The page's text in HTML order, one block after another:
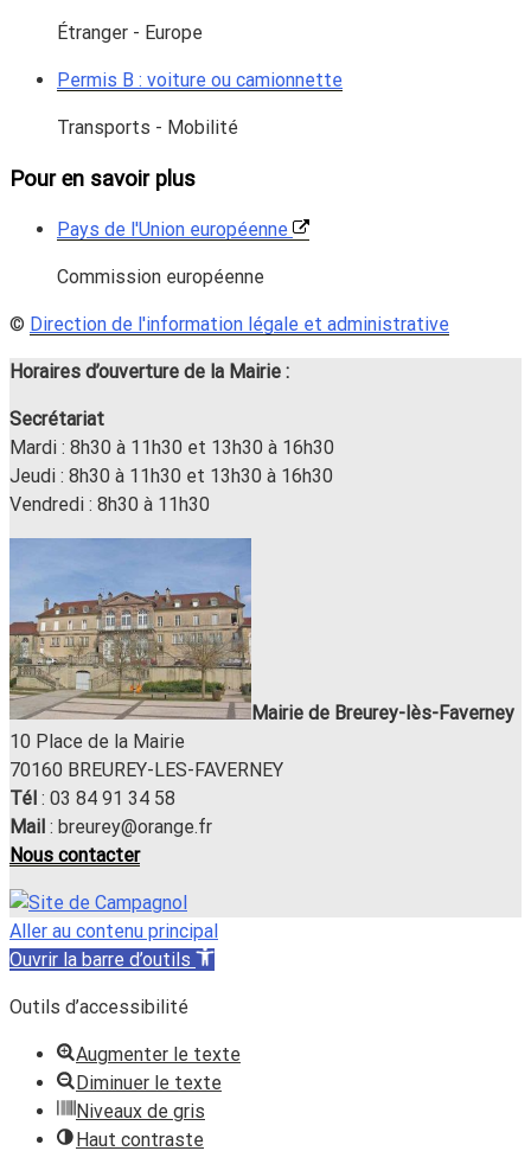
Étranger - Europe
Permis B : voiture ou camionnette
Transports - Mobilité
Pour en savoir plus
Pays de l'Union européenne
Commission européenne
© Direction de l'information légale et administrative
Horaires d’ouverture de la Mairie :
Secrétariat
Mardi : 8h30 à 11h30 et 13h30 à 16h30
Jeudi : 8h30 à 11h30 et 13h30 à 16h30
Vendredi : 8h30 à 11h30
Mairie de Breurey-lès-Faverney
10 Place de la Mairie
70160 BREUREY-LES-FAVERNEY
Tél : 03 84 91 34 58
Mail : breurey@orange.fr
Nous contacter
Aller au contenu principal
Ouvrir la barre d’outils
Outils d’accessibilité
Augmenter le texte
Diminuer le texte
Niveaux de gris
Haut contraste